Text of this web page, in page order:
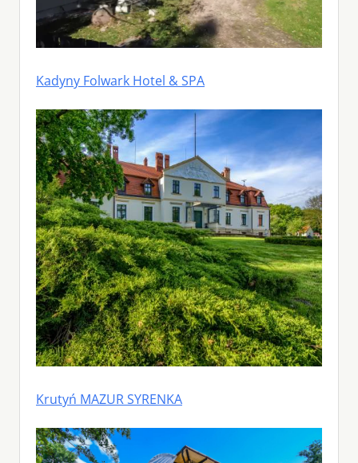
Kadyny Folwark Hotel & SPA
Krutyń MAZUR SYRENKA